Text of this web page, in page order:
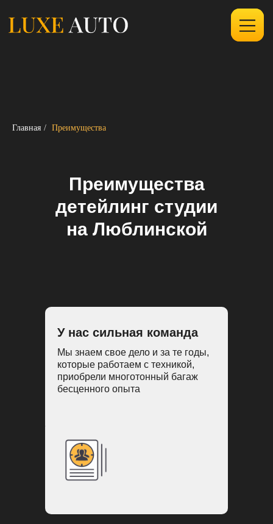
Главная / Преимущества
Преимущества
детейлинг студии
на Люблинской
У нас сильная команда
Мы знаем свое дело и за те годы,
которые работаем с техникой,
приобрели многотонный багаж
бесценного опыта